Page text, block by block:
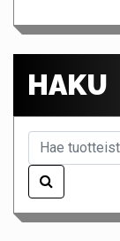
HAKU